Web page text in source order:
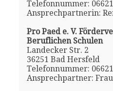
Telefonnummer:
Ansprechpartnerin:
Pro Paed e. V.
Beruflichen Schulen
Landecker Str. 2
36251 Bad Hersfeld
Telefonnummer:
Ansprechpartner: